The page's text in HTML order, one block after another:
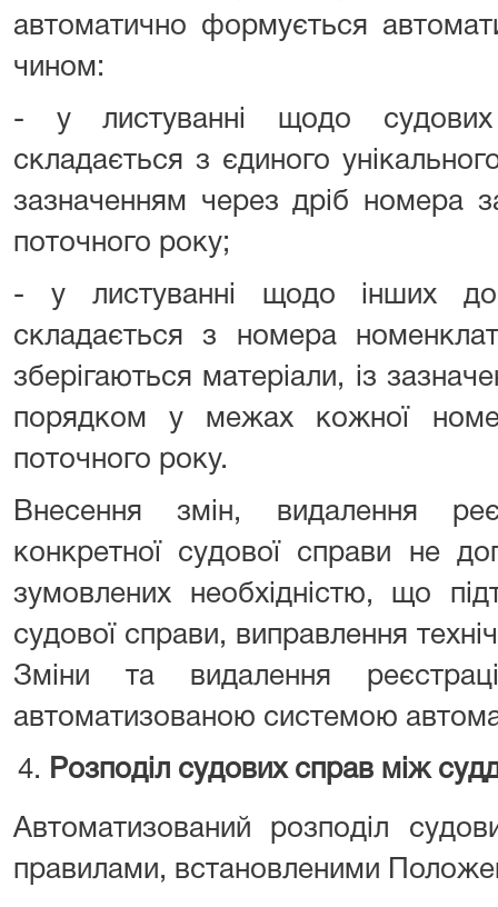
автоматично формується
чином:
- у листуванні щодо
складається з єдиного
зазначенням через дріб номера
поточного року;
- у листуванні щодо інших
складається з номера
зберігаються матеріали, із
порядком у межах кожної
поточного року.
Внесення змін, видалення
конкретної судової справи не
зумовлених необхідністю, що
судової справи, виправлення
Зміни та видалення
автоматизованою системою
Розподіл судових справ між
Автоматизований розподіл
правилами, встановленими